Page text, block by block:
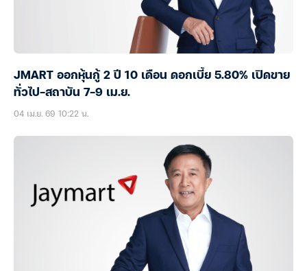
JMART ออกหุ้นกู้ 2 ปี 10 เดือน ดอกเบี้ย 5.80% เปิดขาย
ทั่วไป-สถาบัน 7-9 เม.ย.
04 เม.ย. 69 10:22 น.